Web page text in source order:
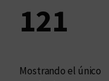
121
Mostrando el único